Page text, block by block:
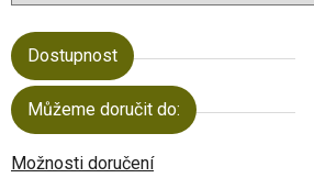
Dostupnost
Můžeme doručit do:
Možnosti doručení